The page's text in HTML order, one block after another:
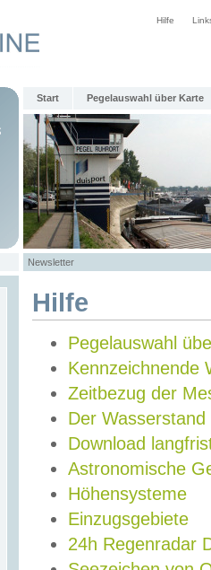
Hilfe
Start Pegelauswahl über Karte
Newsletter
Hilfe
Pegelauswahl
Kennzeichnende
Zeitbezug der
Der Wasserstand
Download
Astronomische
Höhensysteme
Einzugsgebiete
24h Regenradar